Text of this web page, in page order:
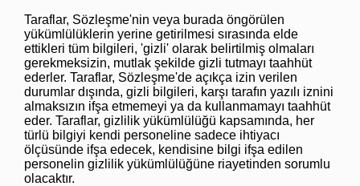
Taraflar, Sözleşme'nin veya burada öngörülen
yükümlülüklerin yerine getirilmesi sırasında elde
ettikleri tüm bilgileri, 'gizli' olarak belirtilmiş olmaları
gerekmeksizin, mutlak şekilde gizli tutmayı taahhüt
ederler. Taraflar, Sözleşme'de açıkça izin verilen
durumlar dışında, gizli bilgileri, karşı tarafın yazılı iznini
almaksızın ifşa etmemeyi ya da kullanmamayı taahhüt
eder. Taraflar, gizlilik yükümlülüğü kapsamında, her
türlü bilgiyi kendi personeline sadece ihtiyacı
ölçüsünde ifşa edecek, kendisine bilgi ifşa edilen
personelin gizlilik yükümlülüğüne riayetinden sorumlu
olacaktır.